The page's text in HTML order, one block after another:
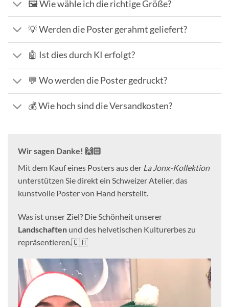
🖼️ Wie wähle ich die richtige Größe?
💡 Werden die Poster gerahmt geliefert?
🤖 Ist dies durch KI erfolgt?
💬 Wo werden die Poster gedruckt?
💰 Wie hoch sind die Versandkosten?
Wir sagen Danke! 🙌🏻
Mit dem Kauf eines Posters aus der La Jonx-Kollektion
unterstützen Sie direkt ein Schweizer Atelier, das
kunstvolle Poster von Hand herstellt.
Was ist unser Ziel? Die Schönheit unserer
Landschaften und des helvetischen Kulturerbes zu
repräsentieren.🇨🇭